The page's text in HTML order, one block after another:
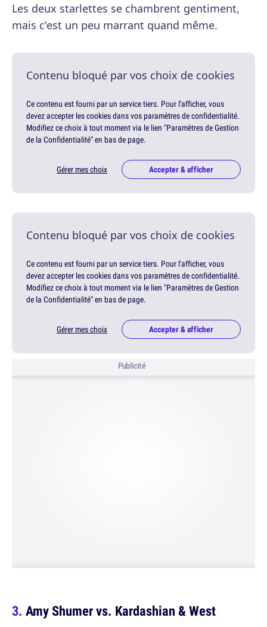
Les deux starlettes se chambrent gentiment,
mais c'est un peu marrant quand même.
Contenu bloqué par vos choix de cookies
Ce contenu est fourni par un service tiers. Pour l'afficher, vous
devez accepter les cookies dans vos paramètres de confidentialité.
Modifiez ce choix à tout moment via le lien "Paramètres de Gestion
de la Confidentialité" en bas de page.
Gérer mes choix Accepter & afficher
Contenu bloqué par vos choix de cookies
Ce contenu est fourni par un service tiers. Pour l'afficher, vous
devez accepter les cookies dans vos paramètres de confidentialité.
Modifiez ce choix à tout moment via le lien "Paramètres de Gestion
de la Confidentialité" en bas de page.
Gérer mes choix Accepter & afficher
Publicité
Amy Shumer vs. Kardashian & West